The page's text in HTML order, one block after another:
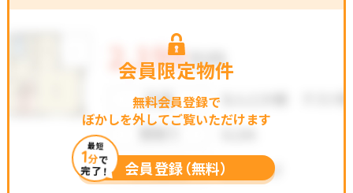
会員限定物件
無料会員登録で
ぼかしを外してご覧いただけます
最短
1分で
完了！ 会員登録（無料）